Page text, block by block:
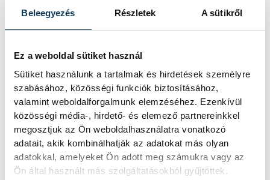
Beleegyezés Részletek A sütikről
Ez a weboldal sütiket használ
Sütiket használunk a tartalmak és hirdetések személyre
szabásához, közösségi funkciók biztosításához,
valamint weboldalforgalmunk elemzéséhez. Ezenkívül
közösségi média-, hirdető- és elemező partnereinkkel
megosztjuk az Ön weboldalhasználatra vonatkozó
adatait, akik kombinálhatják az adatokat más olyan
adatokkal, amelyeket Ön adott meg számukra vagy az
Ön által használt más szolgáltatásokból gyűjtöttek.
10 (3), Martinovic 4, Adel 1, El-
dera 4, Ali Zein 6, Gáncs-Pető 7
Csere: Győri N. (kapus), Petrus,
Cindric 2, Descat 3 (2), Remili,
Molnár 1, Pechmalbec,
Ligetvári, Dopjera
Vezetőedző: Xavier Pascual
NEKA: Mikler K. – Tóth L. 3 (1),
Vári 2, Mészáros 3, Gazsó 2,